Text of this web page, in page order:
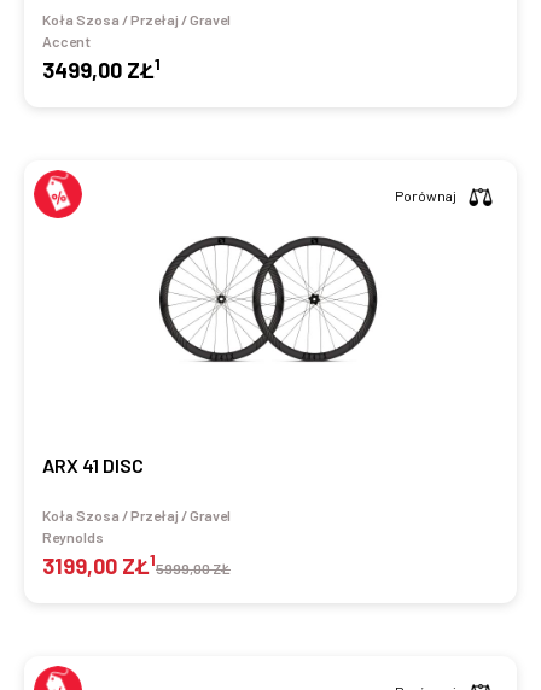
Koła Szosa / Przełaj / Gravel
Accent
3499,00 ZŁ1
ARX 41 DISC
Koła Szosa / Przełaj / Gravel
Reynolds
3199,00 ZŁ15999,00 ZŁ
Porównaj